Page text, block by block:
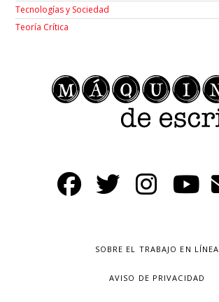
Tecnologías y Sociedad
Teoría Crítica
SOBRE EL TRABAJO EN LÍNEA
AVISO DE PRIVACIDAD